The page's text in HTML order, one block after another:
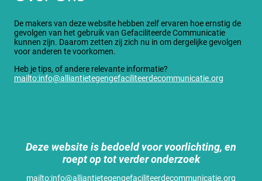
De makers van deze website hebben zelf ervaren hoe ernstig de
gevolgen van het gebruik van Gefaciliteerde Communicatie
kunnen zijn. Daarom zetten zij zich nu in om dergelijke gevolgen
voor anderen te voorkomen.
Heb je tips, of andere relevante informatie?
mailto:info@alliantietegengefaciliteerdecommunicatie.org
Deze website is bedoeld voor voorlichting, en
roept op tot verder onderzoek
mailto:info@alliantietegengefaciliteerdecommunicatie.org